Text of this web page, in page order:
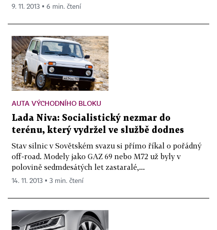
9. 11. 2013 ▪ 6 min. čtení
AUTA VÝCHODNÍHO BLOKU
Lada Niva: Socialistický nezmar do
terénu, který vydržel ve službě dodnes
Stav silnic v Sovětském svazu si přímo říkal o pořádný
off-road. Modely jako GAZ 69 nebo M72 už byly v
polovině sedmdesátých let zastaralé,...
14. 11. 2013 ▪ 3 min. čtení